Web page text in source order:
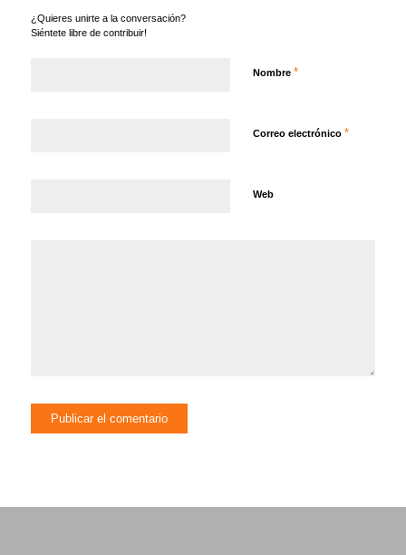
¿Quieres unirte a la conversación?
Siéntete libre de contribuir!
Nombre *
Correo electrónico *
Web